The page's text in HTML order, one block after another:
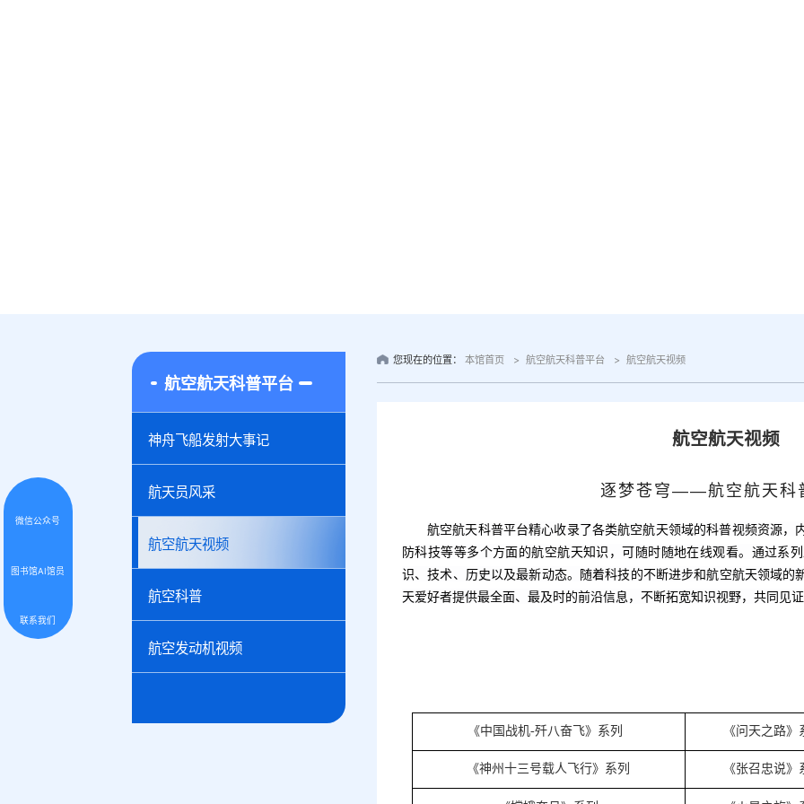
航空航天科普平台
神舟飞船发射大事记
航天员风采
航空航天视频
航空科普
航空发动机视频
您现在的位置： 本馆首页 航空航天科普平台 航空航天视频
航空航天视频
逐梦苍穹——航空航天科
航空航天科普平台精心收录了各类航空航天领域的科普视频资源，
防科技等等多个方面的航空航天知识，可随时随地在线观看。通过系
识、技术、历史以及最新动态。随着科技的不断进步和航空航天领域的
天爱好者提供最全面、最及时的前沿信息，不断拓宽知识视野，共同见
《中国战机-歼八奋飞》系列 《问天之路》
《神州十三号载人飞行》系列 《张召忠说》
微信公众号
图书馆AI馆员
联系我们